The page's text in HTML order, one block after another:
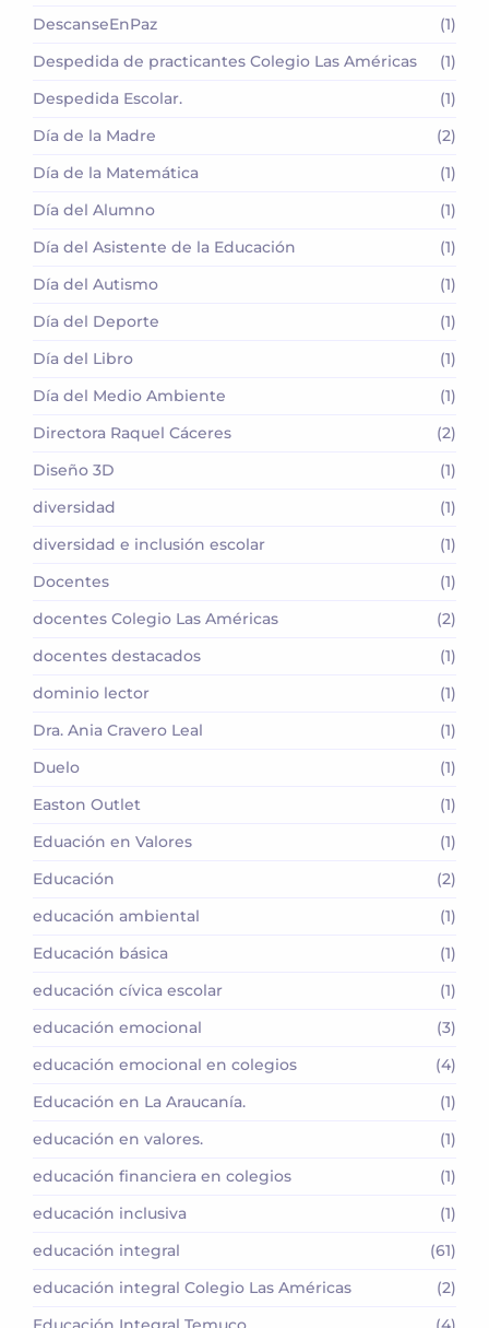
DescanseEnPaz
(1)
Despedida de practicantes Colegio Las Américas
(1)
Despedida Escolar.
(1)
Día de la Madre
(2)
Día de la Matemática
(1)
Día del Alumno
(1)
Día del Asistente de la Educación
(1)
Día del Autismo
(1)
Día del Deporte
(1)
Día del Libro
(1)
Día del Medio Ambiente
(1)
Directora Raquel Cáceres
(2)
Diseño 3D
(1)
diversidad
(1)
diversidad e inclusión escolar
(1)
Docentes
(1)
docentes Colegio Las Américas
(2)
docentes destacados
(1)
dominio lector
(1)
Dra. Ania Cravero Leal
(1)
Duelo
(1)
Easton Outlet
(1)
Eduación en Valores
(1)
Educación
(2)
educación ambiental
(1)
Educación básica
(1)
educación cívica escolar
(1)
educación emocional
(3)
educación emocional en colegios
(4)
Educación en La Araucanía.
(1)
educación en valores.
(1)
educación financiera en colegios
(1)
educación inclusiva
(1)
educación integral
(61)
educación integral Colegio Las Américas
(2)